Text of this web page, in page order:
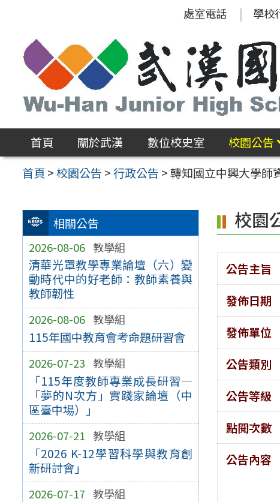
區
處室電話 學校
首頁 關於武漢 數位校史室 校園公告
首頁 >校園公告 >行政公告 >轉知國立中興大學師
相關公告
2026-08-06 教學組
清華光罩教學專業論壇（六）變
動時代中的好老師：教師素養與
教師韌性
2026-08-06 教學組
115年國中教育會考命題研習會
2026-07-23 教學組
「115年度教師專業成長研習—
「夢的N次方」實踐家論壇（中
區臺中場）」
2026-07-21 教學組
「2026 K-12學習科學與教育創
新研討會」
2026-07-17 教學組
校園
公告主旨
發佈日期
發佈單位
公告類別
公告等級
點閱次數
公告內容